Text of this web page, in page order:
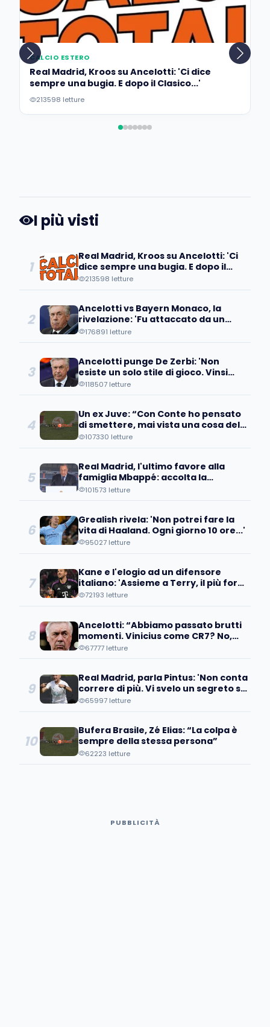
CALCIO ESTERO
Real Madrid, Kroos su Ancelotti: 'Ci dice
sempre una bugia. E dopo il Clasico...'
213598 letture
I più visti
1
Real Madrid, Kroos su Ancelotti: 'Ci
dice sempre una bugia. E dopo il
Clasico...'
213598 letture
2
Ancelotti vs Bayern Monaco, la
rivelazione: 'Fu attaccato da un
senatore, disse che suo figlio...'
176891 letture
3
Ancelotti punge De Zerbi: 'Non
esiste un solo stile di gioco. Vinsi
cinque a zero contro di lui perché...'
118507 letture
4
Un ex Juve: “Con Conte ho pensato
di smettere, mai vista una cosa del
genere”
107330 letture
5
Real Madrid, l'ultimo favore alla
famiglia Mbappé: accolta la
richiesta della madre...
101573 letture
6
Grealish rivela: 'Non potrei fare la
vita di Haaland. Ogni giorno 10 ore...'
95027 letture
7
Kane e l'elogio ad un difensore
italiano: 'Assieme a Terry, il più forte
che ho affrontato'
72193 letture
8
Ancelotti: “Abbiamo passato brutti
momenti. Vinicius come CR7? No,
per un motivo..."
67777 letture
9
Real Madrid, parla Pintus: 'Non conta
correre di più. Vi svelo un segreto su
Modric e Kroos'
65997 letture
10
Bufera Brasile, Zé Elias: “La colpa è
sempre della stessa persona”
62223 letture
PUBBLICITÀ